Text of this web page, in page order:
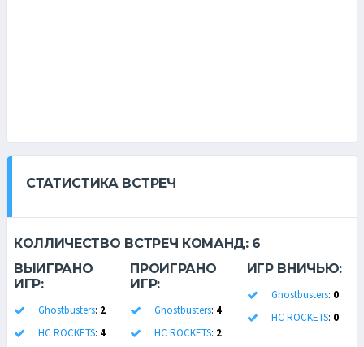
СТАТИСТИКА ВСТРЕЧ
КОЛЛИЧЕСТВО ВСТРЕЧ КОМАНД: 6
ВЫИГРАНО
ИГР:
Ghostbusters: 2
HC ROCKETS: 4
ПРОИГРАНО
ИГР:
Ghostbusters: 4
HC ROCKETS: 2
ИГР ВНИЧЬЮ:
Ghostbusters: 0
HC ROCKETS: 0